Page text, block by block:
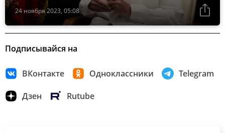
24 ноября 2023, 05:08
Подписывайся на
ВКонтакте Одноклассники Telegram
Дзен Rutube